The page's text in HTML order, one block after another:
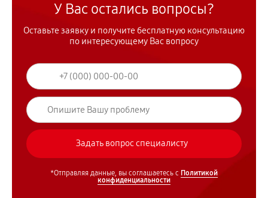
У Вас остались вопросы?
Оставьте заявку и получите бесплатную консультацию
по интересующему Вас вопросу
*Отправляя данные, вы соглашаетесь с Политикой
конфиденциальности